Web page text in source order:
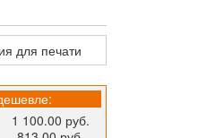
для печати
1 100.00 руб.